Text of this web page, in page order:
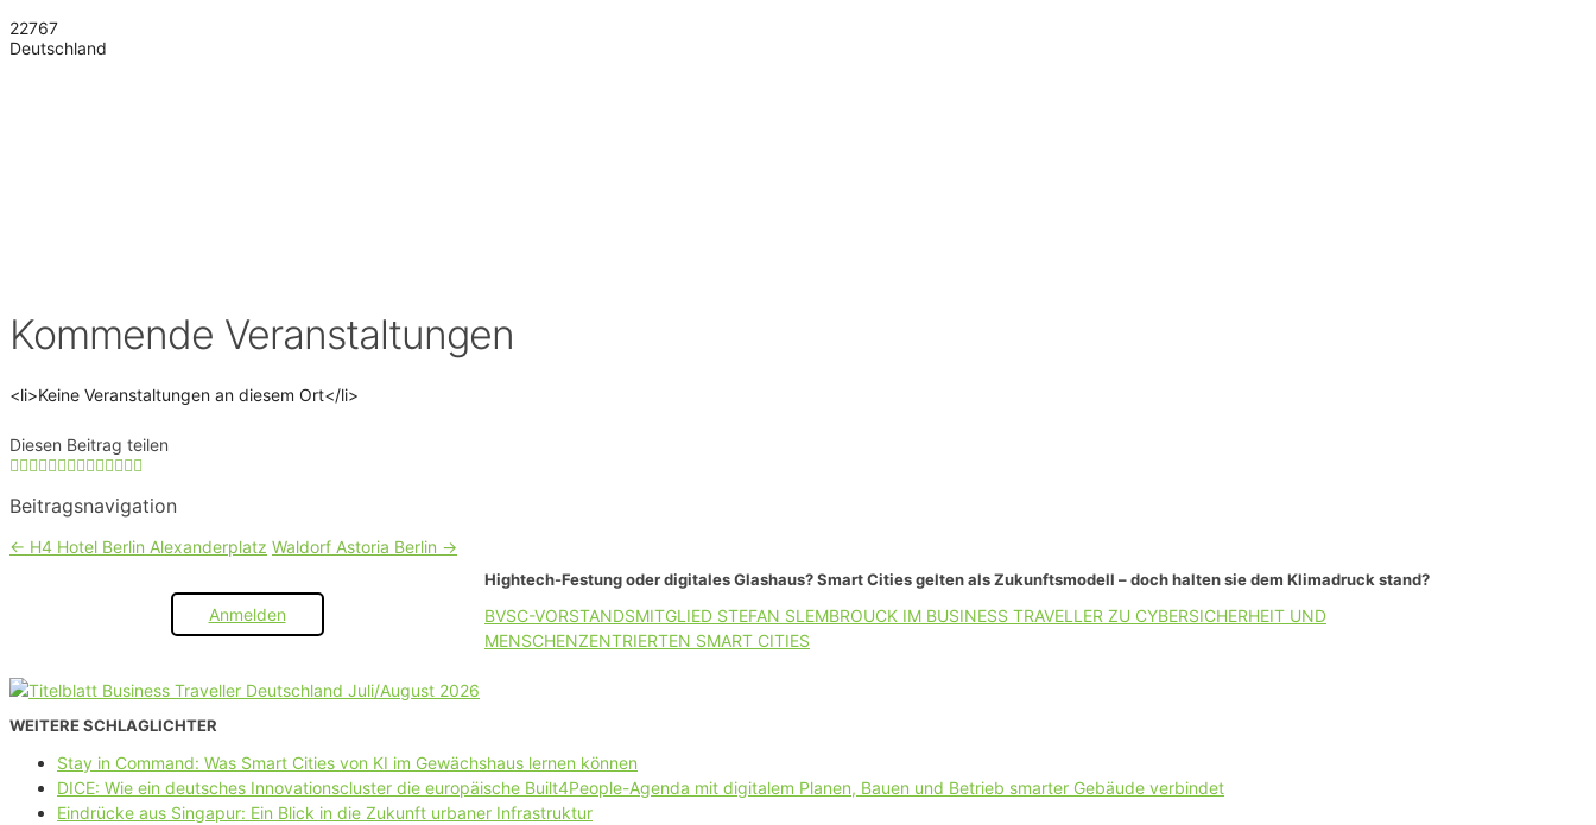
22767
Deutschland
Kommende Veranstaltungen
<li>Keine Veranstaltungen an diesem Ort</li>
Diesen Beitrag teilen
Beitragsnavigation
← H4 Hotel Berlin Alexanderplatz Waldorf Astoria Berlin →
Anmelden
Hightech-Festung oder digitales Glashaus? Smart Cities gelten als Zukunftsmodell – doch halten sie dem Klimadruck stand?
BVSC-VORSTANDSMITGLIED STEFAN SLEMBROUCK IM BUSINESS TRAVELLER ZU CYBERSICHERHEIT UND
MENSCHENZENTRIERTEN SMART CITIES
WEITERE SCHLAGLICHTER
Stay in Command: Was Smart Cities von KI im Gewächshaus lernen können
DICE: Wie ein deutsches Innovationscluster die europäische Built4People-Agenda mit digitalem Planen, Bauen und Betrieb smarter Gebäude verbindet
Eindrücke aus Singapur: Ein Blick in die Zukunft urbaner Infrastruktur